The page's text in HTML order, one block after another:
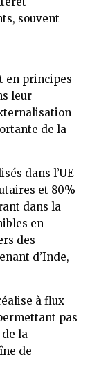
souvent
en principes
leur
de la
dans l’UE
et 80%
dans la
en
des
d’Inde,
à flux
pas
la
de